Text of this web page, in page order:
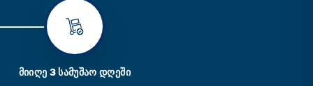
ᲛᲘᲘᲦᲔ 3 ᲡᲐᲛᲣᲨᲐᲝ ᲓᲦᲔᲨᲘ